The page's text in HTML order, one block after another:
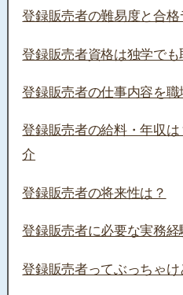
登録販売者の難易度と合
登録販売者資格は独学でも
登録販売者の仕事内容を
登録販売者の給料・年収
介
登録販売者の将来性は？
登録販売者に必要な実務経
登録販売者ってぶっちゃけ